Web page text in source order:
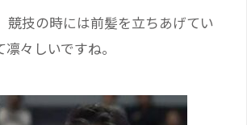
競技の時には前髪を立ちあげてい
々しいですね。